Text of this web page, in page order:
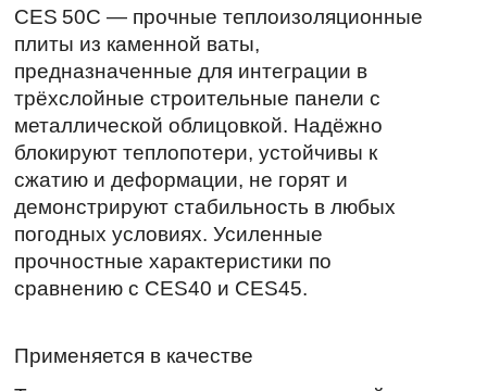
Применяется в качестве
Теплоизоляционного слоя в трехслойных
панелях с обшивками из металлического
листа, предназначенных для устройства
наружных стен, перегородок, кровель
назначения.
металлической облицовкой. Надёжно
блокируют теплопотери, устойчивы к
сжатию и деформации, не горят и
демонстрируют стабильность в любых
погодных условиях. Усиленные
прочностные характеристики по
сравнению с CES40 и CES45.